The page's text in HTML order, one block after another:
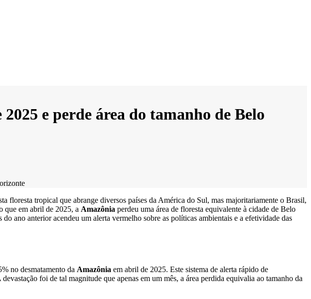
e perde área do tamanho de Belo
floresta tropical que abrange diversos países da América do Sul, mas majoritariamente o Brasil,
que em abril de 2025, a Amazônia perdeu uma área de floresta equivalente à cidade de Belo
ano anterior acendeu um alerta vermelho sobre as políticas ambientais e a efetividade das
no desmatamento da Amazônia em abril de 2025. Este sistema de alerta rápido de
foi de tal magnitude que apenas em um mês, a área perdida equivalia ao tamanho da